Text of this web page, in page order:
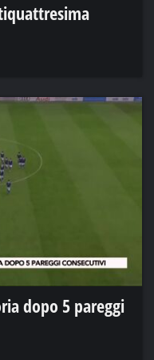
dopo 5 pareggi